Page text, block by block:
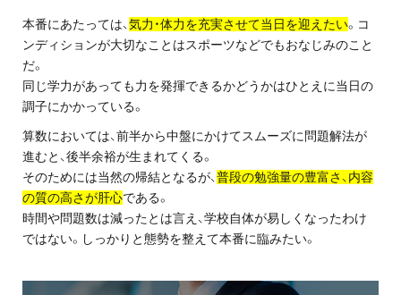
本番にあたっては、気力・体力を充実させて当日を迎えたい。コ
ンディションが大切なことはスポーツなどでもおなじみのこと
だ。
同じ学力があっても力を発揮できるかどうかはひとえに当日の
調子にかかっている。
算数においては、前半から中盤にかけてスムーズに問題解法が
進むと、後半余裕が生まれてくる。
そのためには当然の帰結となるが、普段の勉強量の豊富さ、内容
の質の高さが肝心である。
時間や問題数は減ったとは言え、学校自体が易しくなったわけ
ではない。しっかりと態勢を整えて本番に臨みたい。